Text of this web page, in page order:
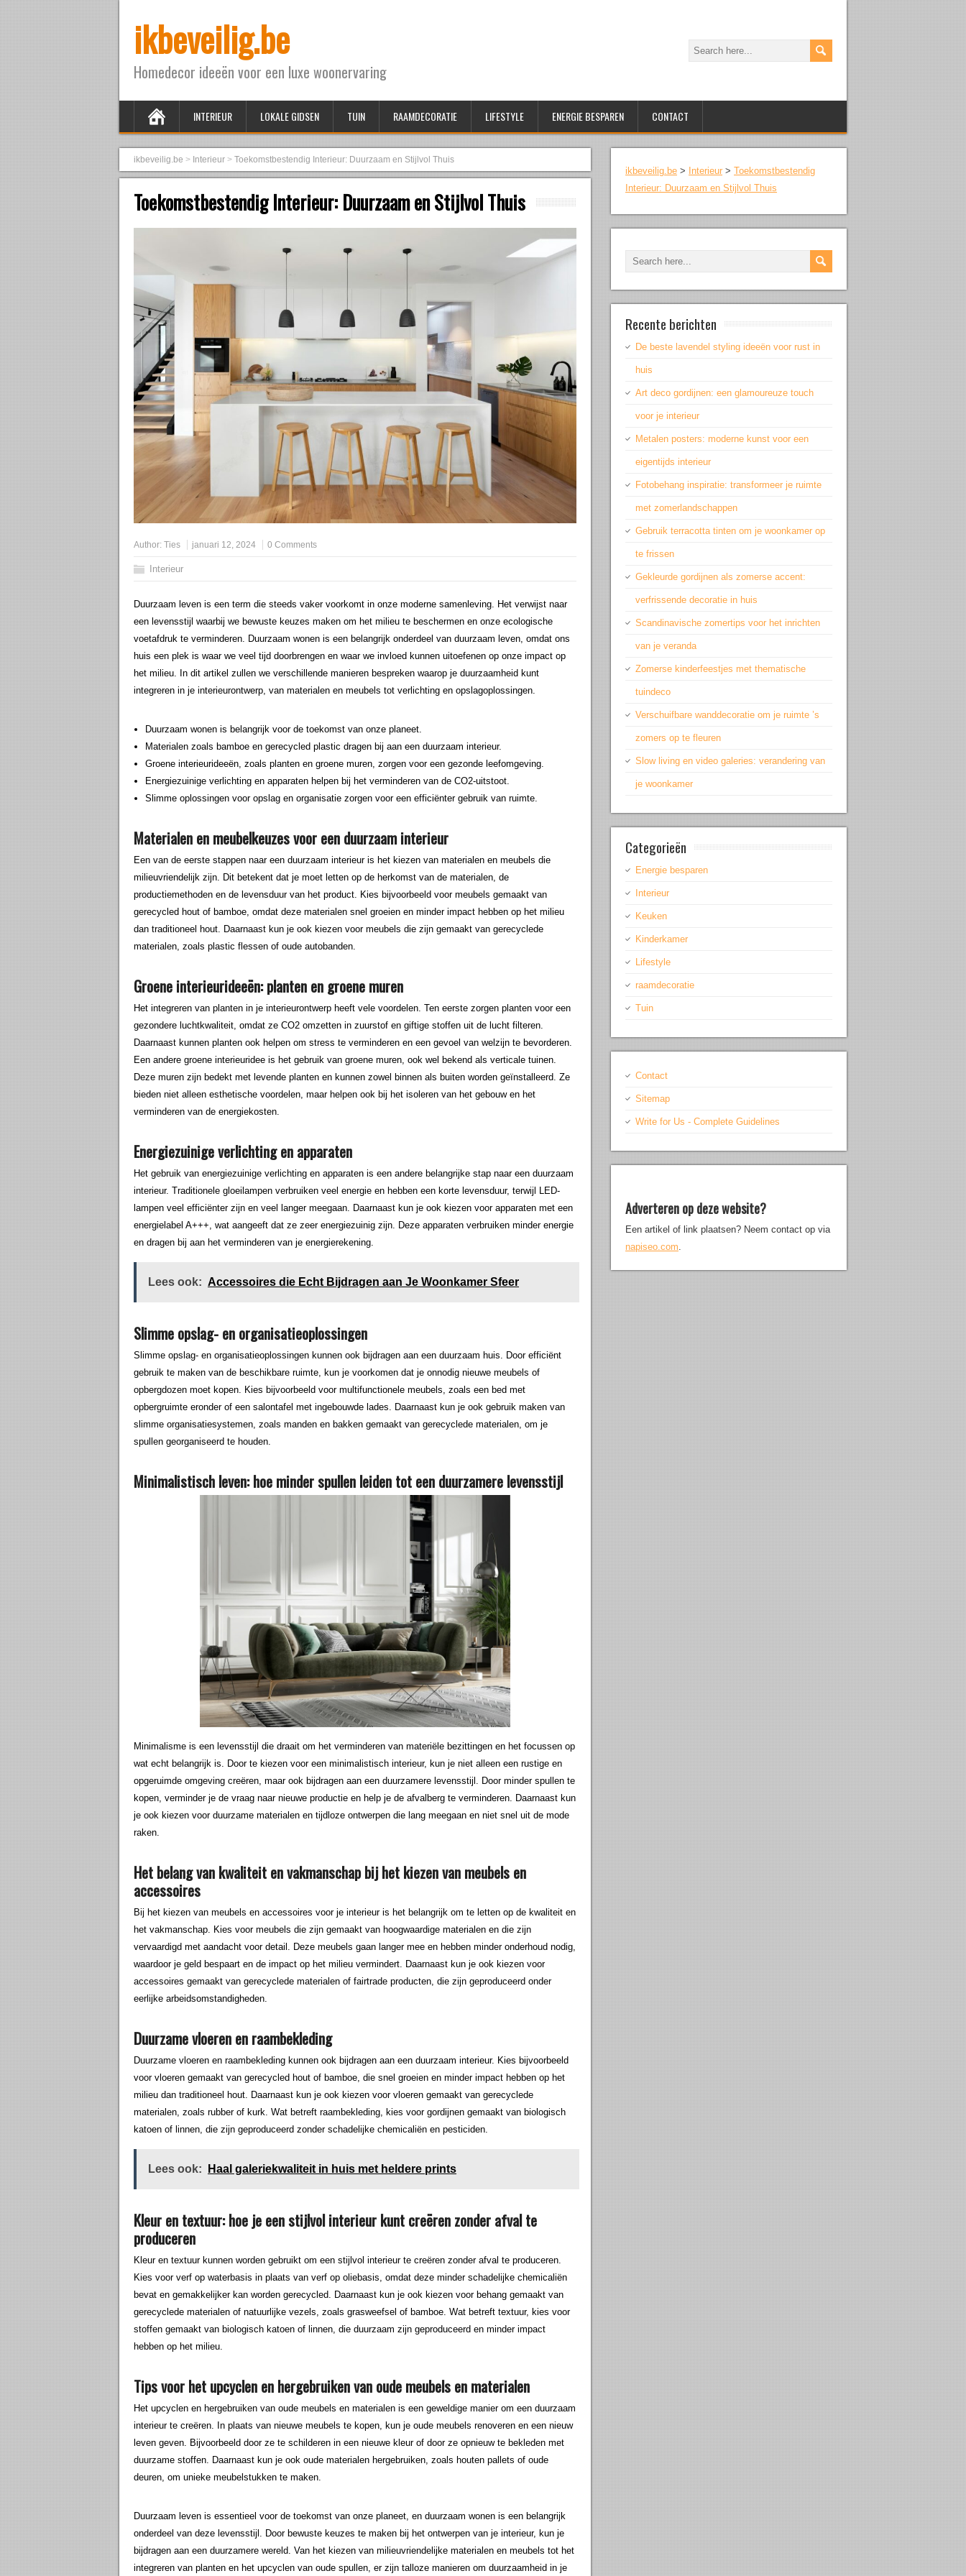
ikbeveilig.be
Homedecor ideeën voor een luxe woonervaring
INTERIEUR LOKALE GIDSEN TUIN RAAMDECORATIE LIFESTYLE ENERGIE BESPAREN CONTACT
ikbeveilig.be > Interieur > Toekomstbestendig Interieur: Duurzaam en Stijlvol Thuis
Toekomstbestendig Interieur: Duurzaam en Stijlvol Thuis
Author: Ties januari 12, 2024 0 Comments
Interieur
Duurzaam leven is een term die steeds vaker voorkomt in onze moderne samenleving. Het verwijst naar
een levensstijl waarbij we bewuste keuzes maken om het milieu te beschermen en onze ecologische
voetafdruk te verminderen. Duurzaam wonen is een belangrijk onderdeel van duurzaam leven, omdat ons
huis een plek is waar we veel tijd doorbrengen en waar we invloed kunnen uitoefenen op onze impact op
het milieu. In dit artikel zullen we verschillende manieren bespreken waarop je duurzaamheid kunt
integreren in je interieurontwerp, van materialen en meubels tot verlichting en opslagoplossingen.
Duurzaam wonen is belangrijk voor de toekomst van onze planeet.
Materialen zoals bamboe en gerecycled plastic dragen bij aan een duurzaam interieur.
Groene interieurideeën, zoals planten en groene muren, zorgen voor een gezonde leefomgeving.
Energiezuinige verlichting en apparaten helpen bij het verminderen van de CO2-uitstoot.
Slimme oplossingen voor opslag en organisatie zorgen voor een efficiënter gebruik van ruimte.
Materialen en meubelkeuzes voor een duurzaam interieur
Een van de eerste stappen naar een duurzaam interieur is het kiezen van materialen en meubels die
milieuvriendelijk zijn. Dit betekent dat je moet letten op de herkomst van de materialen, de
productiemethoden en de levensduur van het product. Kies bijvoorbeeld voor meubels gemaakt van
gerecycled hout of bamboe, omdat deze materialen snel groeien en minder impact hebben op het milieu
dan traditioneel hout. Daarnaast kun je ook kiezen voor meubels die zijn gemaakt van gerecyclede
materialen, zoals plastic flessen of oude autobanden.
Groene interieurideeën: planten en groene muren
Het integreren van planten in je interieurontwerp heeft vele voordelen. Ten eerste zorgen planten voor een
gezondere luchtkwaliteit, omdat ze CO2 omzetten in zuurstof en giftige stoffen uit de lucht filteren.
Daarnaast kunnen planten ook helpen om stress te verminderen en een gevoel van welzijn te bevorderen.
Een andere groene interieuridee is het gebruik van groene muren, ook wel bekend als verticale tuinen.
Deze muren zijn bedekt met levende planten en kunnen zowel binnen als buiten worden geïnstalleerd. Ze
bieden niet alleen esthetische voordelen, maar helpen ook bij het isoleren van het gebouw en het
verminderen van de energiekosten.
Energiezuinige verlichting en apparaten
Het gebruik van energiezuinige verlichting en apparaten is een andere belangrijke stap naar een duurzaam
interieur. Traditionele gloeilampen verbruiken veel energie en hebben een korte levensduur, terwijl LED-
lampen veel efficiënter zijn en veel langer meegaan. Daarnaast kun je ook kiezen voor apparaten met een
energielabel A+++, wat aangeeft dat ze zeer energiezuinig zijn. Deze apparaten verbruiken minder energie
en dragen bij aan het verminderen van je energierekening.
Lees ook: Accessoires die Echt Bijdragen aan Je Woonkamer Sfeer
Slimme opslag- en organisatieoplossingen
Slimme opslag- en organisatieoplossingen kunnen ook bijdragen aan een duurzaam huis. Door efficiënt
gebruik te maken van de beschikbare ruimte, kun je voorkomen dat je onnodig nieuwe meubels of
opbergdozen moet kopen. Kies bijvoorbeeld voor multifunctionele meubels, zoals een bed met
opbergruimte eronder of een salontafel met ingebouwde lades. Daarnaast kun je ook gebruik maken van
slimme organisatiesystemen, zoals manden en bakken gemaakt van gerecyclede materialen, om je
spullen georganiseerd te houden.
Minimalistisch leven: hoe minder spullen leiden tot een duurzamere levensstijl
Minimalisme is een levensstijl die draait om het verminderen van materiële bezittingen en het focussen op
wat echt belangrijk is. Door te kiezen voor een minimalistisch interieur, kun je niet alleen een rustige en
opgeruimde omgeving creëren, maar ook bijdragen aan een duurzamere levensstijl. Door minder spullen te
kopen, verminder je de vraag naar nieuwe productie en help je de afvalberg te verminderen. Daarnaast kun
je ook kiezen voor duurzame materialen en tijdloze ontwerpen die lang meegaan en niet snel uit de mode
raken.
Het belang van kwaliteit en vakmanschap bij het kiezen van meubels en
accessoires
Bij het kiezen van meubels en accessoires voor je interieur is het belangrijk om te letten op de kwaliteit en
het vakmanschap. Kies voor meubels die zijn gemaakt van hoogwaardige materialen en die zijn
vervaardigd met aandacht voor detail. Deze meubels gaan langer mee en hebben minder onderhoud nodig,
waardoor je geld bespaart en de impact op het milieu vermindert. Daarnaast kun je ook kiezen voor
accessoires gemaakt van gerecyclede materialen of fairtrade producten, die zijn geproduceerd onder
eerlijke arbeidsomstandigheden.
Duurzame vloeren en raambekleding
Duurzame vloeren en raambekleding kunnen ook bijdragen aan een duurzaam interieur. Kies bijvoorbeeld
voor vloeren gemaakt van gerecycled hout of bamboe, die snel groeien en minder impact hebben op het
milieu dan traditioneel hout. Daarnaast kun je ook kiezen voor vloeren gemaakt van gerecyclede
materialen, zoals rubber of kurk. Wat betreft raambekleding, kies voor gordijnen gemaakt van biologisch
katoen of linnen, die zijn geproduceerd zonder schadelijke chemicaliën en pesticiden.
Lees ook: Haal galeriekwaliteit in huis met heldere prints
Kleur en textuur: hoe je een stijlvol interieur kunt creëren zonder afval te
produceren
Kleur en textuur kunnen worden gebruikt om een stijlvol interieur te creëren zonder afval te produceren.
Kies voor verf op waterbasis in plaats van verf op oliebasis, omdat deze minder schadelijke chemicaliën
bevat en gemakkelijker kan worden gerecycled. Daarnaast kun je ook kiezen voor behang gemaakt van
gerecyclede materialen of natuurlijke vezels, zoals grasweefsel of bamboe. Wat betreft textuur, kies voor
stoffen gemaakt van biologisch katoen of linnen, die duurzaam zijn geproduceerd en minder impact
hebben op het milieu.
Tips voor het upcyclen en hergebruiken van oude meubels en materialen
Het upcyclen en hergebruiken van oude meubels en materialen is een geweldige manier om een duurzaam
interieur te creëren. In plaats van nieuwe meubels te kopen, kun je oude meubels renoveren en een nieuw
leven geven. Bijvoorbeeld door ze te schilderen in een nieuwe kleur of door ze opnieuw te bekleden met
duurzame stoffen. Daarnaast kun je ook oude materialen hergebruiken, zoals houten pallets of oude
deuren, om unieke meubelstukken te maken.
Duurzaam leven is essentieel voor de toekomst van onze planeet, en duurzaam wonen is een belangrijk
onderdeel van deze levensstijl. Door bewuste keuzes te maken bij het ontwerpen van je interieur, kun je
bijdragen aan een duurzamere wereld. Van het kiezen van milieuvriendelijke materialen en meubels tot het
integreren van planten en het upcyclen van oude spullen, er zijn talloze manieren om duurzaamheid in je
ikbeveilig.be > Interieur > Toekomstbestendig
Interieur: Duurzaam en Stijlvol Thuis
Recente berichten
De beste lavendel styling ideeën voor rust in
huis
Art deco gordijnen: een glamoureuze touch
voor je interieur
Metalen posters: moderne kunst voor een
eigentijds interieur
Fotobehang inspiratie: transformeer je ruimte
met zomerlandschappen
Gebruik terracotta tinten om je woonkamer op
te frissen
Gekleurde gordijnen als zomerse accent:
verfrissende decoratie in huis
Scandinavische zomertips voor het inrichten
van je veranda
Zomerse kinderfeestjes met thematische
tuindeco
Verschuifbare wanddecoratie om je ruimte ’s
zomers op te fleuren
Slow living en video galeries: verandering van
je woonkamer
Categorieën
Energie besparen
Interieur
Keuken
Kinderkamer
Lifestyle
raamdecoratie
Tuin
Contact
Sitemap
Write for Us - Complete Guidelines
Adverteren op deze website?
Een artikel of link plaatsen? Neem contact op via
napiseo.com.